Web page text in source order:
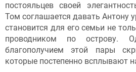
постояльцев своей
Том соглашается давать Антону
становится для его семьи не
проводником по острову.
благополучием этой пары
которые постепенно всплывают